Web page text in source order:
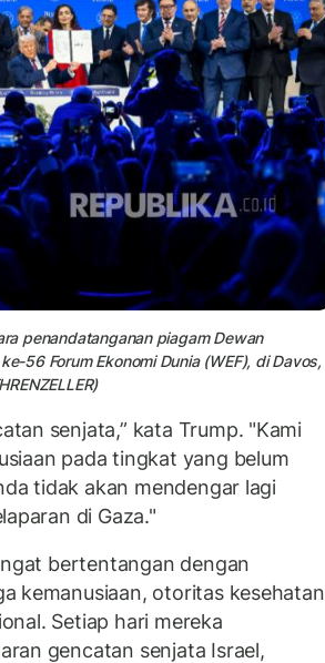
penandatanganan piagamDewan
56 Forum Ekonomi Dunia (WEF), di Davos,
senjata,” kata Trump. "Kami
pada tingkat yang belum
tidak akan mendengar lagi
di Gaza."
bertentangan dengan
kemanusiaan, otoritas kesehatan
Setiap hari mereka
gencatan senjata Israel,